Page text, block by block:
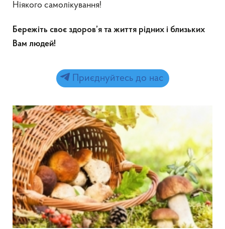
Ніякого самолікування!
Бережіть своє здоров’я та життя рідних і близьких
Вам людей!
Приєднуйтесь до нас